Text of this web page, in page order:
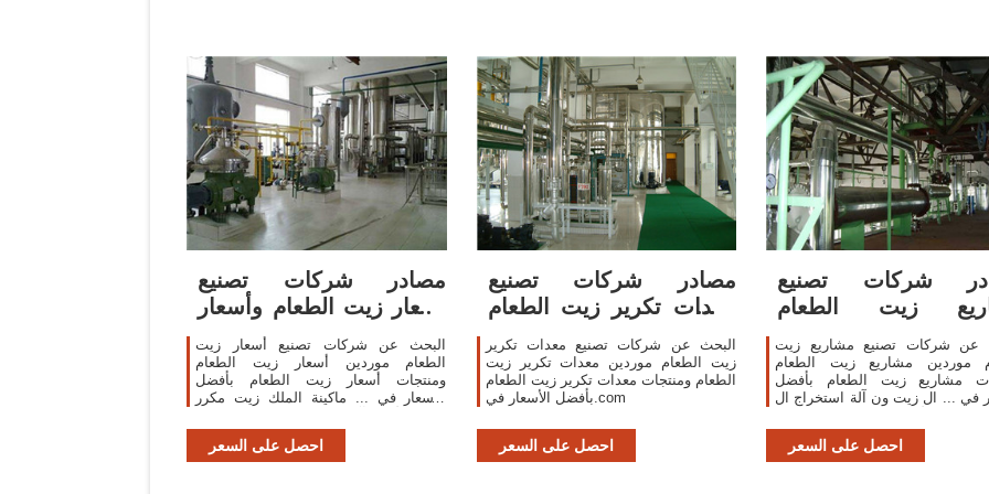
مصادر شركات تصنيع
أسعار زيت الطعام وأسعار
زيت الطعام في ...
البحث عن شركات تصنيع أسعار زيت
الطعام موردين أسعار زيت الطعام
ومنتجات أسعار زيت الطعام بأفضل
الأسعار في ... ماكينة الملك زيت مكرر
الصالحة للأكل ...
احصل على السعر
مصادر شركات تصنيع
معدات تكرير زيت الطعام
البحث عن شركات تصنيع معدات تكرير
زيت الطعام موردين معدات تكرير زيت
الطعام ومنتجات معدات تكرير زيت الطعام
بأفضل الأسعار في.com
احصل على السعر
شركات تصنيع
زيت الطعام
زيت الطعام في
...
عن شركات تصنيع مشاريع زيت
موردين مشاريع زيت الطعام
مشاريع زيت الطعام بأفضل
في ... ال زيت ون آلة استخراج ال
الباردة ...
احصل على السعر